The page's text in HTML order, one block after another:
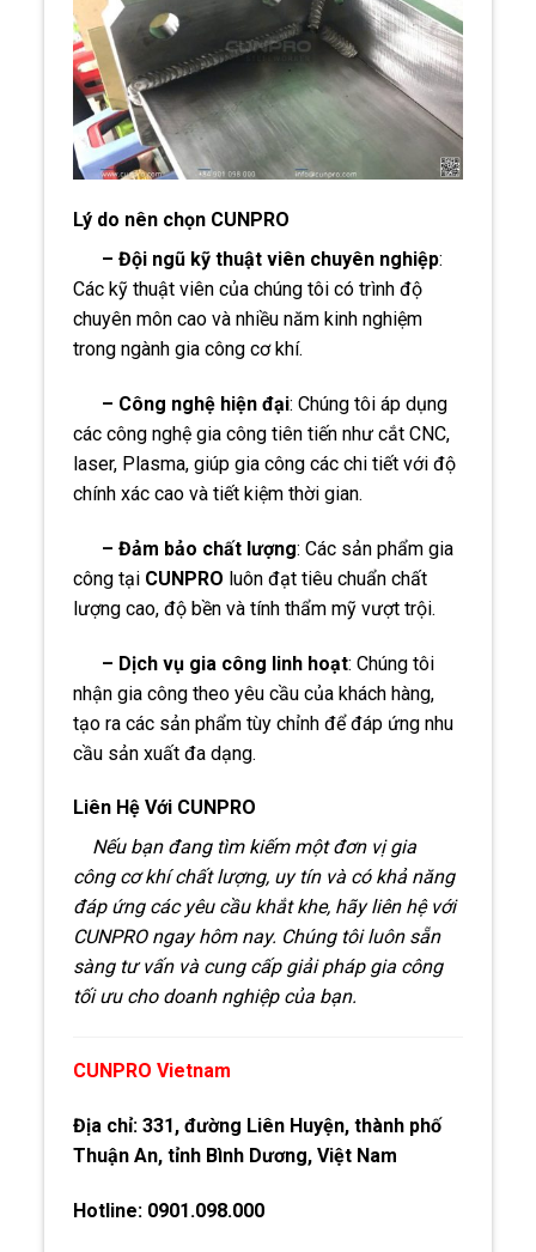
Lý do nên chọn CUNPRO
– Đội ngũ kỹ thuật viên chuyên nghiệp:
Các kỹ thuật viên của chúng tôi có trình độ
chuyên môn cao và nhiều năm kinh nghiệm
trong ngành gia công cơ khí.
– Công nghệ hiện đại: Chúng tôi áp dụng
các công nghệ gia công tiên tiến như cắt CNC,
laser, Plasma, giúp gia công các chi tiết với độ
chính xác cao và tiết kiệm thời gian.
– Đảm bảo chất lượng: Các sản phẩm gia
công tại CUNPRO luôn đạt tiêu chuẩn chất
lượng cao, độ bền và tính thẩm mỹ vượt trội.
– Dịch vụ gia công linh hoạt: Chúng tôi
nhận gia công theo yêu cầu của khách hàng,
tạo ra các sản phẩm tùy chỉnh để đáp ứng nhu
cầu sản xuất đa dạng.
Liên Hệ Với CUNPRO
Nếu bạn đang tìm kiếm một đơn vị gia
công cơ khí chất lượng, uy tín và có khả năng
đáp ứng các yêu cầu khắt khe, hãy liên hệ với
CUNPRO ngay hôm nay. Chúng tôi luôn sẵn
sàng tư vấn và cung cấp giải pháp gia công
tối ưu cho doanh nghiệp của bạn.
CUNPRO Vietnam
Địa chỉ: 331, đường Liên Huyện, thành phố
Thuận An, tỉnh Bình Dương, Việt Nam
Hotline: 0901.098.000